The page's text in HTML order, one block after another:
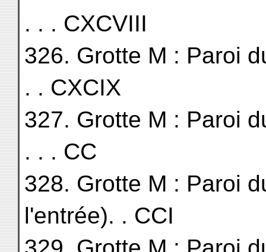
. . . CXCVIII
326. Grotte M : Paroi
. . CXCIX
327. Grotte M : Paroi
. . . CC
328. Grotte M : Paroi
l'entrée). . CCI